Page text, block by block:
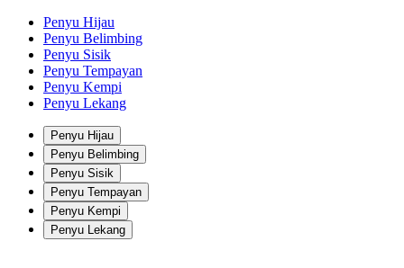
Penyu Hijau
Penyu Belimbing
Penyu Sisik
Penyu Tempayan
Penyu Kempi
Penyu Lekang
Penyu Hijau
Penyu Belimbing
Penyu Sisik
Penyu Tempayan
Penyu Kempi
Penyu Lekang